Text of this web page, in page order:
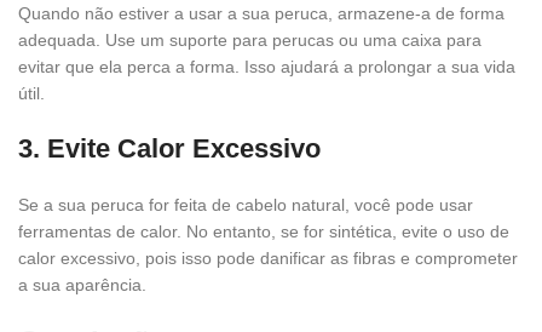
Quando não estiver a usar a sua peruca, armazene-a de forma
adequada. Use um suporte para perucas ou uma caixa para
evitar que ela perca a forma. Isso ajudará a prolongar a sua vida
útil.
3. Evite Calor Excessivo
Se a sua peruca for feita de cabelo natural, você pode usar
ferramentas de calor. No entanto, se for sintética, evite o uso de
calor excessivo, pois isso pode danificar as fibras e comprometer
a sua aparência.